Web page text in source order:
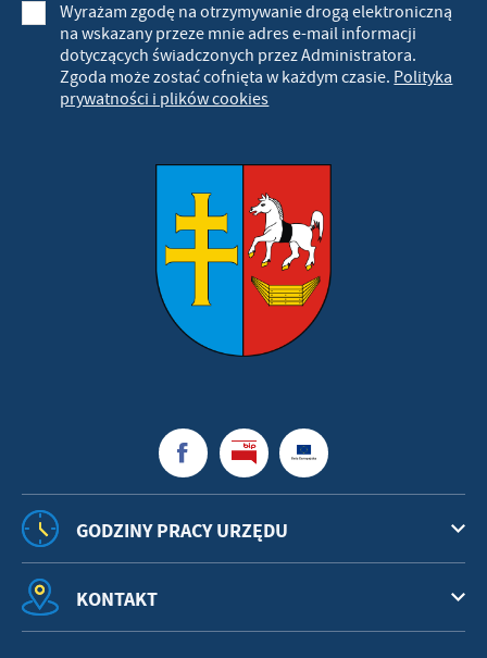
Wyrażam zgodę na otrzymywanie drogą elektroniczną
na wskazany przeze mnie adres e-mail informacji
dotyczących świadczonych przez Administratora.
Zgoda może zostać cofnięta w każdym czasie. Polityka
prywatności i plików cookies
GODZINY PRACY URZĘDU
KONTAKT